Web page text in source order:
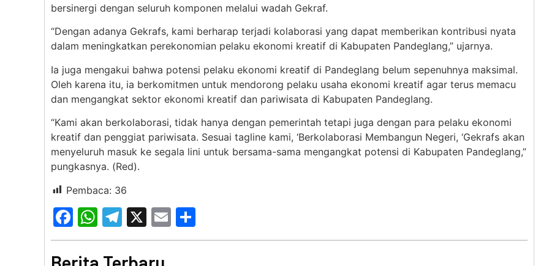
bersinergi dengan seluruh komponen melalui wadah Gekraf.
“Dengan adanya Gekrafs, kami berharap terjadi kolaborasi yang dapat memberikan kontribusi nyata
dalam meningkatkan perekonomian pelaku ekonomi kreatif di Kabupaten Pandeglang,” ujarnya.
Ia juga mengakui bahwa potensi pelaku ekonomi kreatif di Pandeglang belum sepenuhnya maksimal.
Oleh karena itu, ia berkomitmen untuk mendorong pelaku usaha ekonomi kreatif agar terus memacu
dan mengangkat sektor ekonomi kreatif dan pariwisata di Kabupaten Pandeglang.
“Kami akan berkolaborasi, tidak hanya dengan pemerintah tetapi juga dengan para pelaku ekonomi
kreatif dan penggiat pariwisata. Sesuai tagline kami, ‘Berkolaborasi Membangun Negeri, ‘Gekrafs akan
menyeluruh masuk ke segala lini untuk bersama-sama mengangkat potensi di Kabupaten Pandeglang,”
pungkasnya. (Red).
Pembaca: 36
Facebook
WhatsApp
Telegram
X Email